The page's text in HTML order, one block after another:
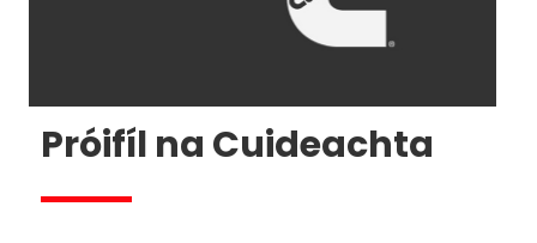
Próifíl na Cuideachta